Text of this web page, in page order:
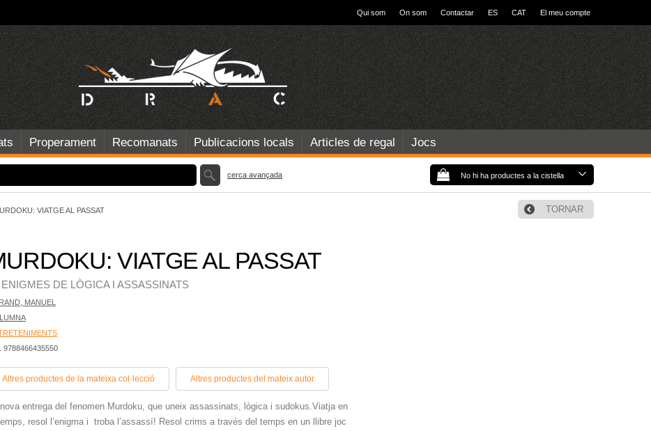
Qui som On som Contactar ES CAT El meu compte
Properament Recomanats Publicacions locals Articles de regal Jocs
No hi ha productes a la cistella
cerca avançada
VIATGE AL PASSAT TORNAR
VIATGE AL PASSAT
DE LÒGICA I ASSASSINATS
MANUEL
9788466435550
Altres productes de la mateixa col·lecció Altres productes del mateix autor
entrega del fenomen Murdoku, que uneix assassinats, lògica i sudokus.Viatja en
resol l’enigma i troba l’assassí! Resol crims a través del temps en un llibre joc